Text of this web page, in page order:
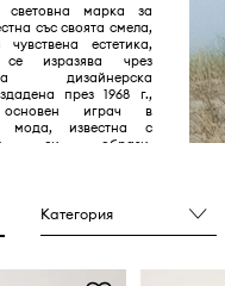
марка за
със своята смела,
естетика,
изразява чрез
дизайнерска
през 1968 г.,
играч в
мода, известна с
си образи,
Категория